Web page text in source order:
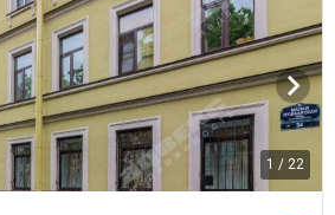
1 / 22